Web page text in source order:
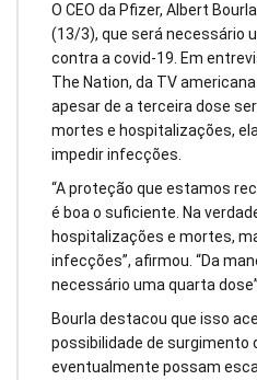
O CEO da Pfizer, Albert
(13/3), que será necessário
contra a covid-19. Em
The Nation, da TV
apesar de a terceira dose
mortes e hospitalizações,
impedir infecções.
“A proteção que estamos
é boa o suficiente. Na
hospitalizações e mortes,
infecções”, afirmou. “Da
necessário uma quarta
Bourla destacou que isso
possibilidade de surgimento
eventualmente possam